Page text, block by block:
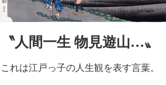
〝人間一生 物見遊山…〟
これは江戸っ子の人生観を表す言葉。